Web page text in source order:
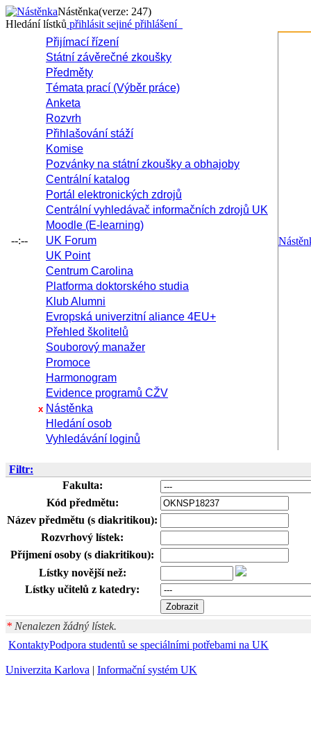
Nástěnka(verze: 247)
Hledání lístků přihlásit sejiné přihlášení
--:--
Přijímací řízení
Státní závěrečné zkoušky
Předměty
Témata prací (Výběr práce)
Anketa
Rozvrh
Přihlašování stáží
Komise
Pozvánky na státní zkoušky a obhajoby
Centrální katalog
Portál elektronických zdrojů
Centrální vyhledávač informačních zdrojů UK
Moodle (E-learning)
UK Forum
UK Point
Centrum Carolina
Platforma doktorského studia
Klub Alumni
Evropská univerzitní aliance 4EU+
Přehled školitelů
Souborový manažer
Promoce
Harmonogram
Evidence programů CŽV
x Nástěnka
Hledání osob
Vyhledávání loginů
Filtr:
Fakulta:
Kód předmětu:
Název předmětu (s diakritikou):
Rozvrhový lístek:
Příjmení osoby (s diakritikou):
Lístky novější než:
Lístky učitelů z katedry:
* Nenalezen žádný lístek.
KontaktyPodpora studentů se speciálními potřebami na UK
Univerzita Karlova | Informační systém UK